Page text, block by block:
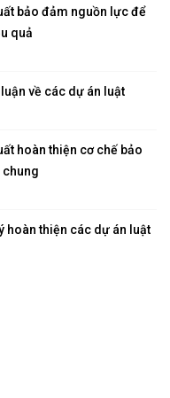
bảo đảm nguồn lực để
quả
về các dự án luật
hoàn thiện cơ chế bảo
hoàn thiện các dự án luật